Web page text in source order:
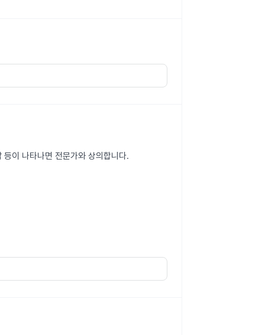
이 나타나면 전문가와 상의합니다.